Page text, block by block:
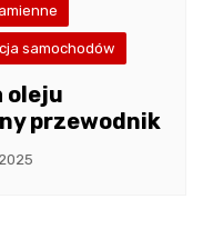
samochodów
oleju
przewodnik